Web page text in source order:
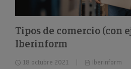
Tipos de comercio (con
Iberinform
18 octubre 2021 Iberinform